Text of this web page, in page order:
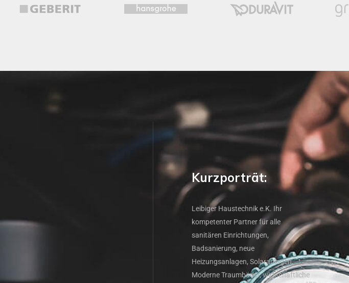
Kurzporträt:
Leibiger Haustechnik e.K. Ihr
kompetenter Partner für alle
sanitären Einrichtungen,
Badsanierung, neue
Heizungsanlagen, Solaranlagen,
Moderne Traumbäder, wirtschaftliche